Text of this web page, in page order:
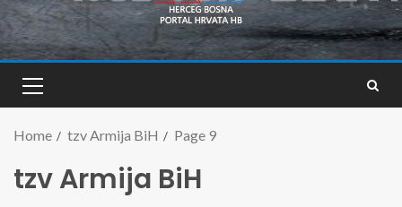
Home tzv Armija BiH Page 9
tzv Armija BiH